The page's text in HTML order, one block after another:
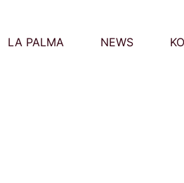
LA PALMA NEWS